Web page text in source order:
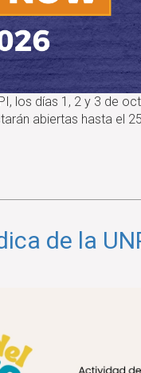
los días 1, 2 y 3 de
abiertas hasta el
de la